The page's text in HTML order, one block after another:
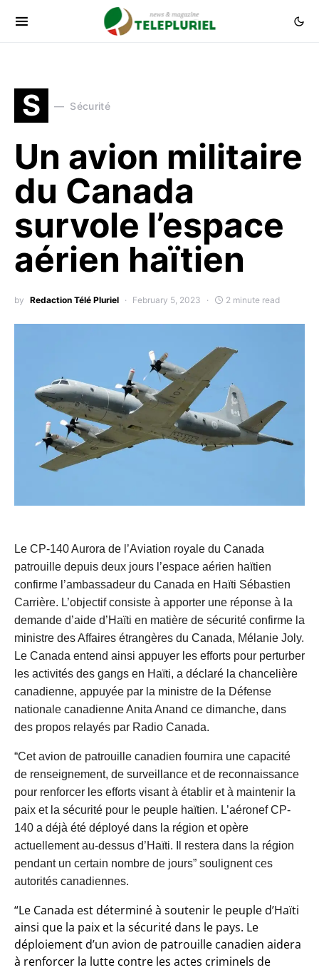
S Sécurité
Un avion militaire
du Canada
survole l’espace
aérien haïtien
by Redaction Télé Pluriel February 5, 2023 2 minute read
Le CP-140 Aurora de l’Aviation royale du Canada
patrouille depuis deux jours l’espace aérien haïtien
confirme l’ambassadeur du Canada en Haïti Sébastien
Carrière. L’objectif consiste à apporter une réponse à la
demande d’aide d’Haïti en matière de sécurité confirme la
ministre des Affaires étrangères du Canada, Mélanie Joly.
Le Canada entend ainsi appuyer les efforts pour perturber
les activités des gangs en Haïti, a déclaré la chancelière
canadienne, appuyée par la ministre de la Défense
nationale canadienne Anita Anand ce dimanche, dans
des propos relayés par Radio Canada.
“Cet avion de patrouille canadien fournira une capacité
de renseignement, de surveillance et de reconnaissance
pour renforcer les efforts visant à établir et à maintenir la
paix et la sécurité pour le peuple haïtien. L’aéronef CP-
140 a déjà été déployé dans la région et opère
actuellement au-dessus d’Haïti. Il restera dans la région
pendant un certain nombre de jours” soulignent ces
autorités canadiennes.
“Le Canada est déterminé à soutenir le peuple d’Haïti
ainsi que la paix et la sécurité dans le pays. Le
déploiement d’un avion de patrouille canadien aidera
à renforcer la lutte contre les actes criminels de